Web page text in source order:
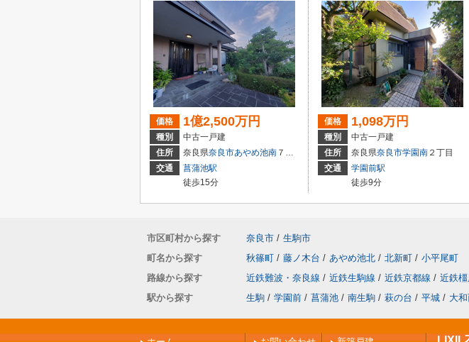
価格 1億2,500万円
種別
中古一戸建
住所
奈良県奈良市あやめ池南 ７丁目
交通
菖蒲池駅
徒歩15分
価格 1,098万円
種別
中古一戸建
住所
奈良県奈良市学園南 ２丁目
交通
学園前駅
徒歩9分
市区町村から探す 奈良市 / 生駒市
町名から探す
秋篠町 / 藤ノ木台 / あやめ池北 / 北新町 / 小平尾町
路線から探す
近鉄難波・奈良線 / 近鉄生駒線 / 近鉄京都線 / 近鉄
駅から探す
生駒 / 学園前 / 菖蒲池 / 南生駒 / 萩の台 / 平城 / 大